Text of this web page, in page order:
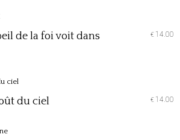
de la foi voit dans
€ 14.00
du ciel € 14.00